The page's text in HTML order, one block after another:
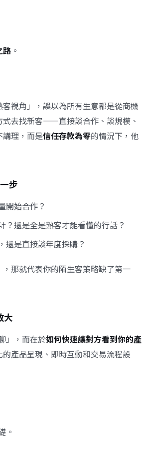
路 。
視角」，誤以為所有生意都是從商機
式去找新客——直接談合作、談規模、
理，而是信任存款為零的情況下，他
步
開始合作？
還是全是熟客才能看懂的行話？
還是直接談年度採購？
那就代表你的陌生客策略缺了第一
大
」，而在於如何快速讓對方看到你的產
的產品呈現、即時互動和交易流程設
。